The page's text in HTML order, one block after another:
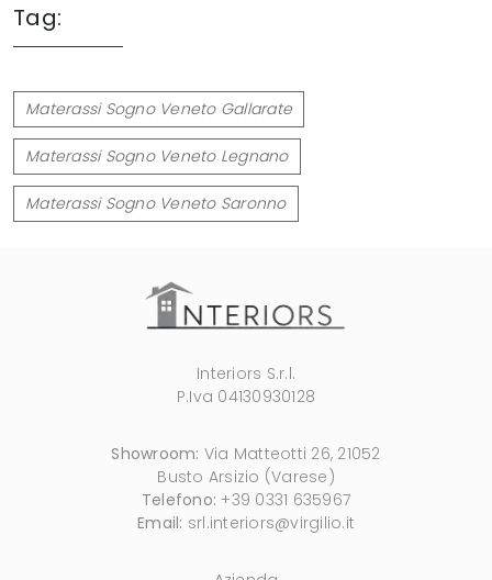
Tag:
Materassi Sogno Veneto Gallarate
Materassi Sogno Veneto Legnano
Materassi Sogno Veneto Saronno
Interiors S.r.l.
P.Iva 04130930128
Showroom: Via Matteotti 26, 21052
Busto Arsizio (Varese)
Telefono: +39 0331 635967
Email: srl.interiors@virgilio.it